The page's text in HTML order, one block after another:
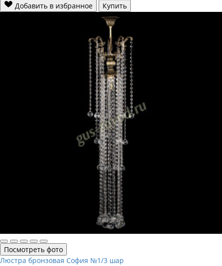
Добавить в избранное
Купить
Посмотреть фото
Люстра бронзовая София №1/3 шар